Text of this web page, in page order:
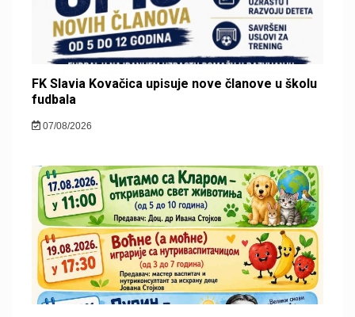
FK Slavia Kovačica upisuje nove članove u školu
fudbala
07/08/2026